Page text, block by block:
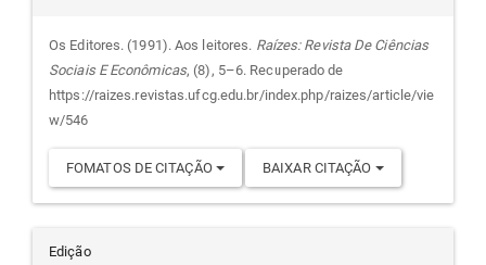
do
artigo
Os Editores. (1991). Aos leitores. Raízes: Revista De Ciências
Sociais E Econômicas, (8), 5–6. Recuperado de
https://raizes.revistas.ufcg.edu.br/index.php/raizes/article/vie
w/546
FOMATOS DE CITAÇÃO BAIXAR CITAÇÃO
Edição